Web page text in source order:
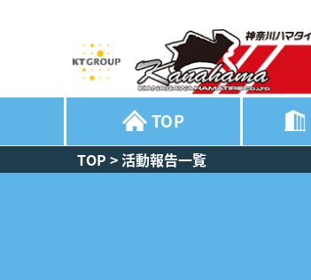
TOP
TOP >活動報告一覧